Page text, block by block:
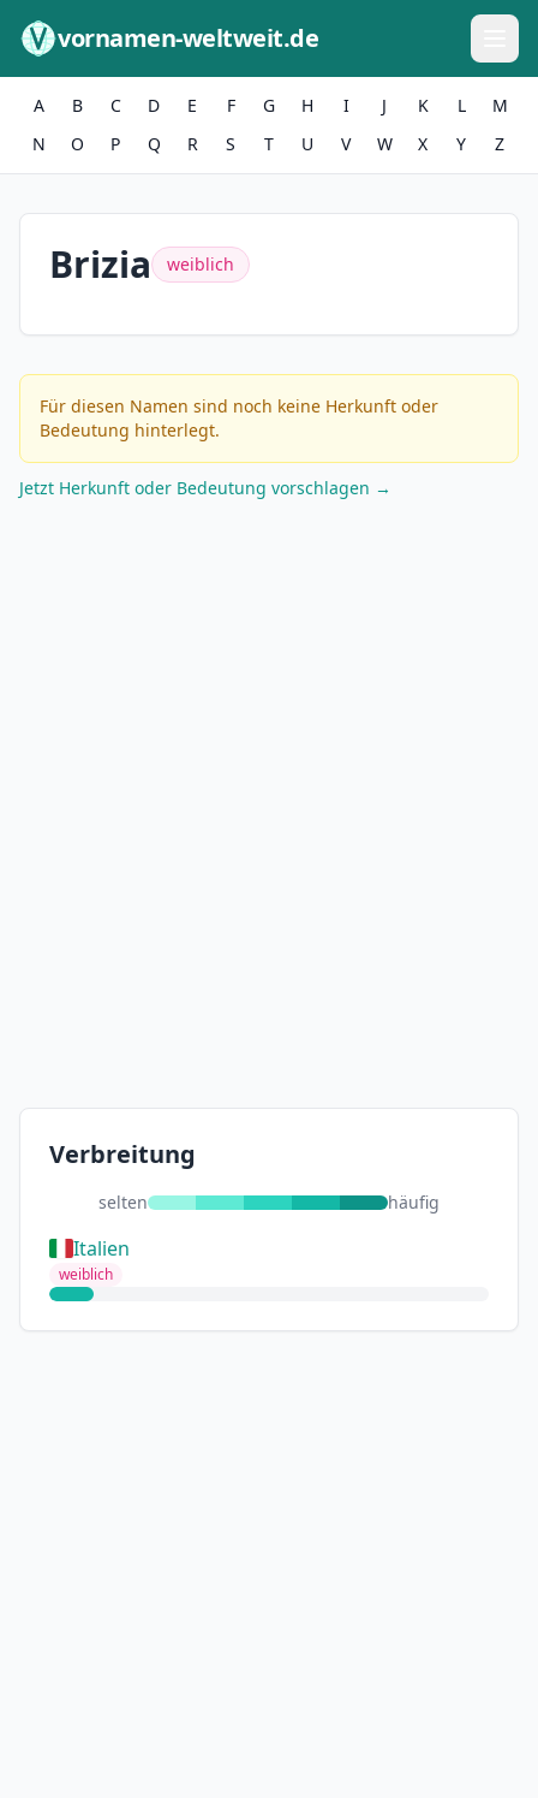
vornamen-weltweit.de
A B C D E F G H I J K L
M
N
O P Q R S T U V W X Y Z
Brizia weiblich
Für diesen Namen sind noch keine Herkunft oder
Bedeutung hinterlegt.
Jetzt Herkunft oder Bedeutung vorschlagen →
Verbreitung
selten häufig
Italien
weiblich